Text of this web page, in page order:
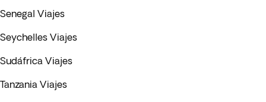
Senegal Viajes
Seychelles Viajes
Sudáfrica Viajes
Tanzania Viajes